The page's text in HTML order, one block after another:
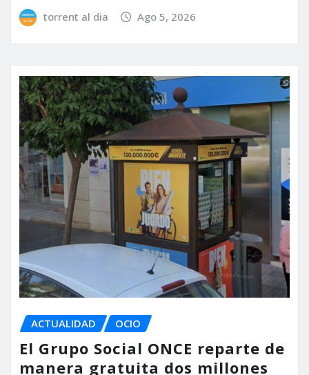
torrent al dia Ago 5, 2026
ACTUALIDAD OCIO
El Grupo Social ONCE reparte de
manera gratuita dos millones